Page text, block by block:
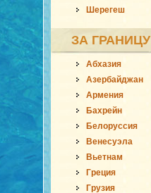
Шерегеш
ЗА ГРАНИЦУ
Абхазия
Азербайджан
Армения
Бахрейн
Белоруссия
Венесуэла
Вьетнам
Греция
Грузия